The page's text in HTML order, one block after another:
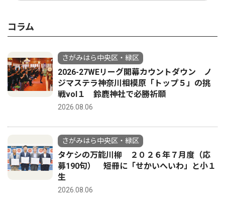
コラム
さがみはら中央区・緑区
2026-27WEリーグ開幕カウントダウン ノ
ジマステラ神奈川相模原「トップ５」の挑
戦vol１ 鈴鹿神社で必勝祈願
2026.08.06
さがみはら中央区・緑区
タケシの万能川柳 ２０２６年７月度（応
募190句） 短冊に「せかいへいわ」と小１
生
2026.08.06